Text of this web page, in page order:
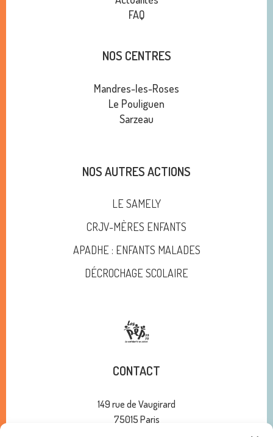
FAQ
NOS CENTRES
Mandres-les-Roses
Le Pouliguen
Sarzeau
NOS AUTRES ACTIONS
LE SAMELY
CRJV-MÈRES ENFANTS
APADHE : ENFANTS MALADES
DÉCROCHAGE SCOLAIRE
CONTACT
149 rue de Vaugirard
75015 Paris